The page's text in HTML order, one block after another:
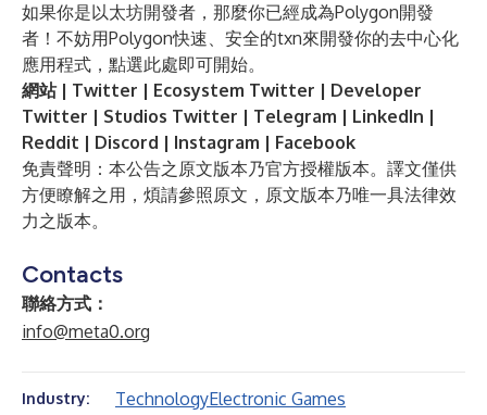
如果你是以太坊開發者，那麼你已經成為Polygon開發
者！不妨用Polygon快速、安全的txn來開發你的去中心化
應用程式，點選此處即可開始。
網站| Twitter | Ecosystem Twitter | Developer
Twitter | Studios Twitter | Telegram | LinkedIn |
Reddit | Discord | Instagram | Facebook
免責聲明：本公告之原文版本乃官方授權版本。譯文僅供
方便瞭解之用，煩請參照原文，原文版本乃唯一具法律效
力之版本。
Contacts
聯絡方式：
info@meta0.org
Industry: TechnologyElectronic Games